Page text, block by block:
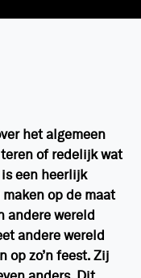
het algemeen
of redelijk wat
een heerlijk
op de maat
andere wereld
andere wereld
zo’n feest. Zij